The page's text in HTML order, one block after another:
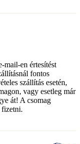
mail-en értesítést
fontos
szállítás esetén,
vagy esetleg már
át! A csomag
fizetni.